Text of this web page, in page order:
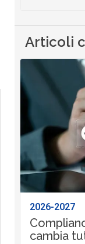
Articoli
2026-2027
cambia